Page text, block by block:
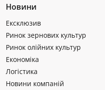
Новини
Ексклюзив
Ринок зернових культур
Ринок олійних культур
Економіка
Логістика
Новини компаній